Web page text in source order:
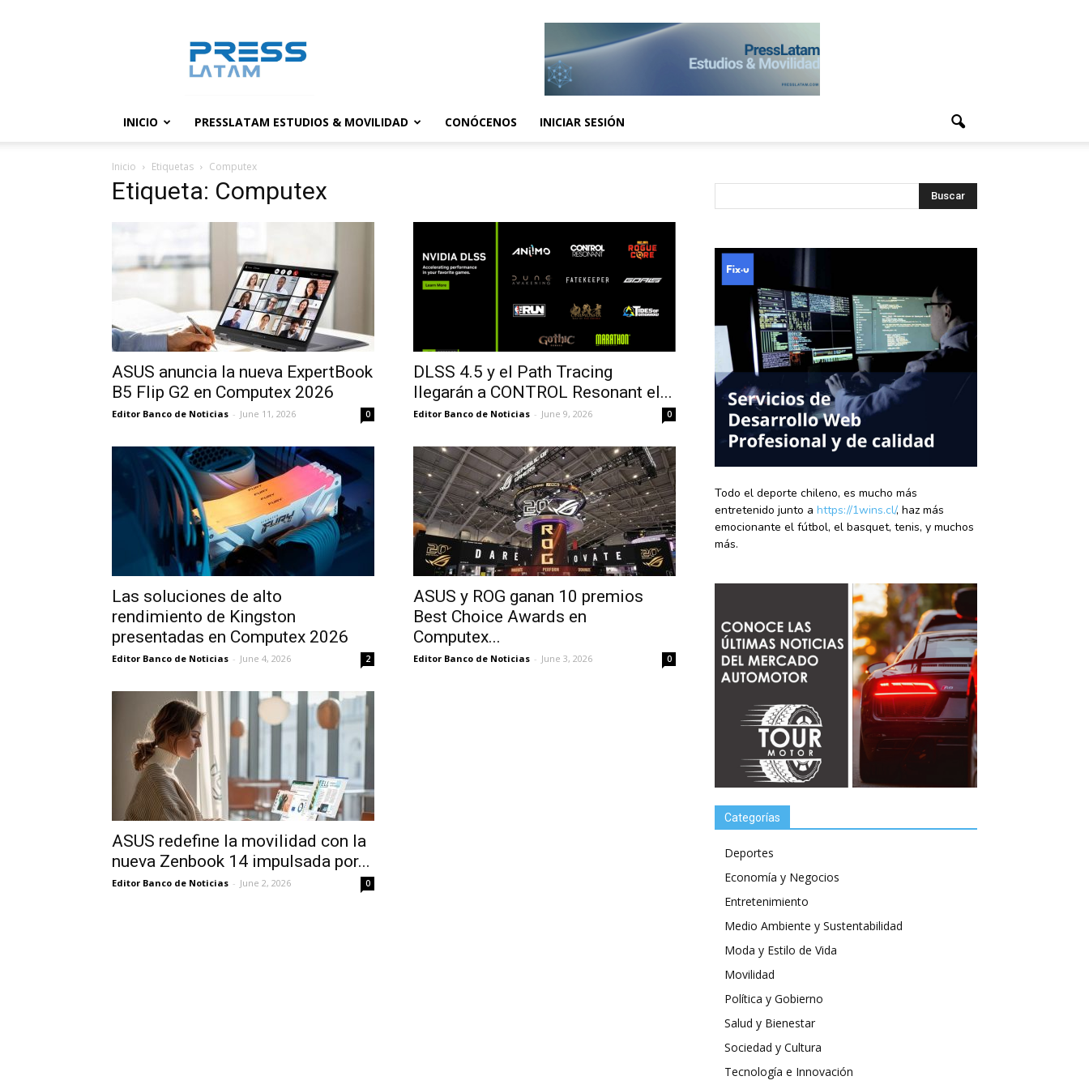
noticias
INICIO PRESSLATAM ESTUDIOS & MOVILIDAD CONÓCENOS INICIAR SESIÓN
Inicio Etiquetas Computex
Etiqueta: Computex
ASUS anuncia la nueva ExpertBook
B5 Flip G2 en Computex 2026
Editor Banco de Noticias - June 11, 2026 0
DLSS 4.5 y el Path Tracing
llegarán a CONTROL Resonant el...
Editor Banco de Noticias - June 9, 2026 0
Las soluciones de alto
rendimiento de Kingston
presentadas en Computex 2026
Editor Banco de Noticias - June 4, 2026 2
ASUS y ROG ganan 10 premios
Best Choice Awards en
Computex...
Editor Banco de Noticias - June 3, 2026 0
ASUS redefine la movilidad con la
nueva Zenbook 14 impulsada por...
Editor Banco de Noticias - June 2, 2026 0
Todo el deporte chileno, es mucho más
entretenido junto a https://1wins.cl/, haz más
emocionante el fútbol, el basquet, tenis, y muchos
más.
Categorías
Deportes
Economía y Negocios
Entretenimiento
Medio Ambiente y Sustentabilidad
Moda y Estilo de Vida
Movilidad
Política y Gobierno
Salud y Bienestar
Sociedad y Cultura
Tecnología e Innovación